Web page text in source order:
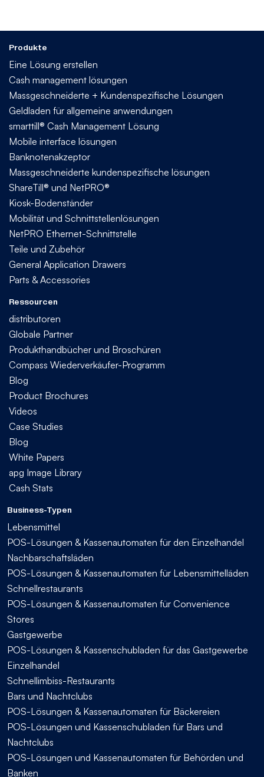
Produkte
Eine Lösung erstellen
Cash management lösungen
Massgeschneiderte + Kundenspezifische Lösungen
Geldladen für allgemeine anwendungen
smarttill® Cash Management Lösung
Mobile interface lösungen
Banknotenakzeptor
Massgeschneiderte kundenspezifische lösungen
ShareTill® und NetPRO®
Kiosk-Bodenständer
Mobilität und Schnittstellenlösungen
NetPRO Ethernet-Schnittstelle
Teile und Zubehör
General Application Drawers
Parts & Accessories
Ressourcen
distributoren
Globale Partner
Produkthandbücher und Broschüren
Compass Wiederverkäufer-Programm
Blog
Product Brochures
Videos
Case Studies
Blog
White Papers
apg Image Library
Cash Stats
Business-Typen
Lebensmittel
POS-Lösungen & Kassenautomaten für den Einzelhandel
Nachbarschaftsläden
POS-Lösungen & Kassenautomaten für Lebensmittelläden
Schnellrestaurants
POS-Lösungen & Kassenautomaten für Convenience
Stores
Gastgewerbe
POS-Lösungen & Kassenschubladen für das Gastgewerbe
Einzelhandel
Schnellimbiss-Restaurants
Bars und Nachtclubs
POS-Lösungen & Kassenautomaten für Bäckereien
POS-Lösungen und Kassenschubladen für Bars und
Nachtclubs
POS-Lösungen und Kassenautomaten für Behörden und
Banken